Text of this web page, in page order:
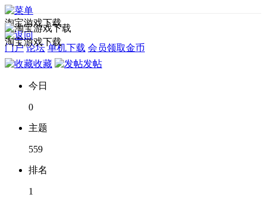
淘宝游戏下载
门户 论坛 单机下载 会员领取金币
淘宝游戏下载
收藏 发帖
今日
0
主题
559
排名
1